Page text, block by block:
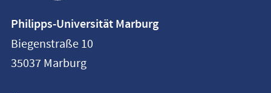
Philipps-
Universität
Marburg
Philipps-Universität Marburg
Biegenstraße 10
35037 Marburg